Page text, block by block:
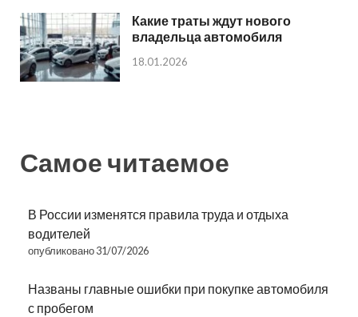
Какие траты ждут нового
владельца автомобиля
18.01.2026
Самое читаемое
В России изменятся правила труда и отдыха
водителей
опубликовано 31/07/2026
Названы главные ошибки при покупке автомобиля
с пробегом